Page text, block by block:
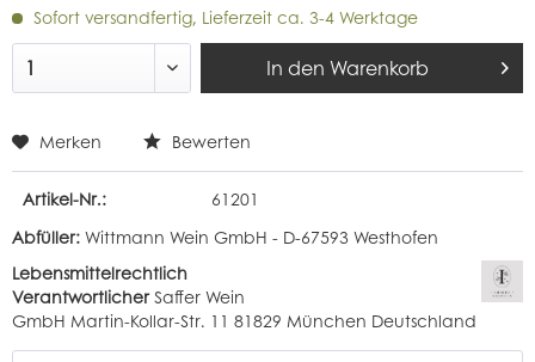
Sofort versandfertig, Lieferzeit ca. 3-4 Werktage
In den Warenkorb
Merken Bewerten
Artikel-Nr.:
61201
Abfüller: Wittmann Wein GmbH - D-67593 Westhofen
Lebensmittelrechtlich
VerantwortlicherSaffer Wein
GmbH Martin-Kollar-Str. 11 81829 München Deutschland